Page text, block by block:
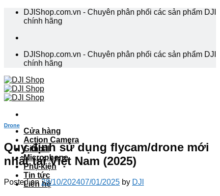
Skip
DJIShop.com.vn - Chuyên phân phối các sản phẩm DJI
chính hãng
DJIShop.com.vn - Chuyên phân phối các sản phẩm DJI
chính hãng
Cửa hàng
Action Camera
Gimbal
Microphone
Phụ kiện
Tin tức
Liên hệ
Drone
Quy định sử dụng flycam/drone mới
nhất tại Việt Nam (2025)
Posted on 28/10/202407/01/2025 by DJI